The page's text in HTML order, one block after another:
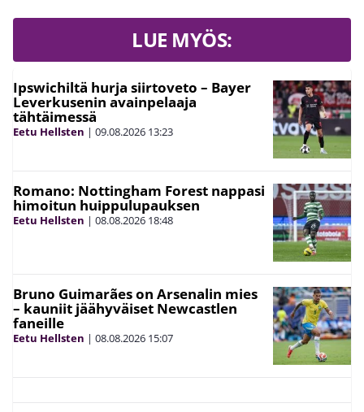
LUE MYÖS:
Ipswichiltä hurja siirtoveto – Bayer
Leverkusenin avainpelaaja
tähtäimessä
Eetu Hellsten | 09.08.2026 13:23
Romano: Nottingham Forest nappasi
himoitun huippulupauksen
Eetu Hellsten | 08.08.2026 18:48
Bruno Guimarães on Arsenalin mies
– kauniit jäähyväiset Newcastlen
faneille
Eetu Hellsten | 08.08.2026 15:07